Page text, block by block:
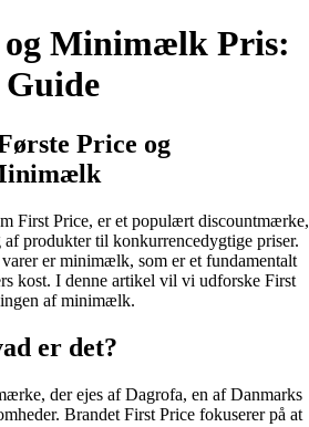
og Minimælk Pris:
Price og
First Price, er et populært discountmærke,
produkter til konkurrencedygtige priser.
er minimælk, som er et fundamentalt
kost. I denne artikel vil vi udforske First
af minimælk.
er det?
der ejes af Dagrofa, en af Danmarks
Brandet First Price fokuserer på at